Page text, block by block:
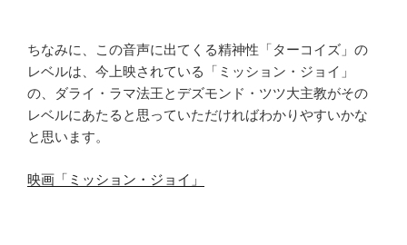
ちなみに、この音声に出てくる精神性「ターコイズ」の
レベルは、今上映されている「ミッション・ジョイ」
の、ダライ・ラマ法王とデズモンド・ツツ大主教がその
レベルにあたると思っていただければわかりやすいかな
と思います。
映画「ミッション・ジョイ」